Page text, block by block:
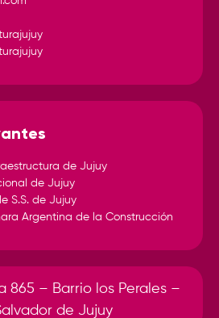
de Jujuy
de Jujuy
S.S. de Jujuy
Argentina de la Construcción
865 – Barrio los Perales –
de Jujuy